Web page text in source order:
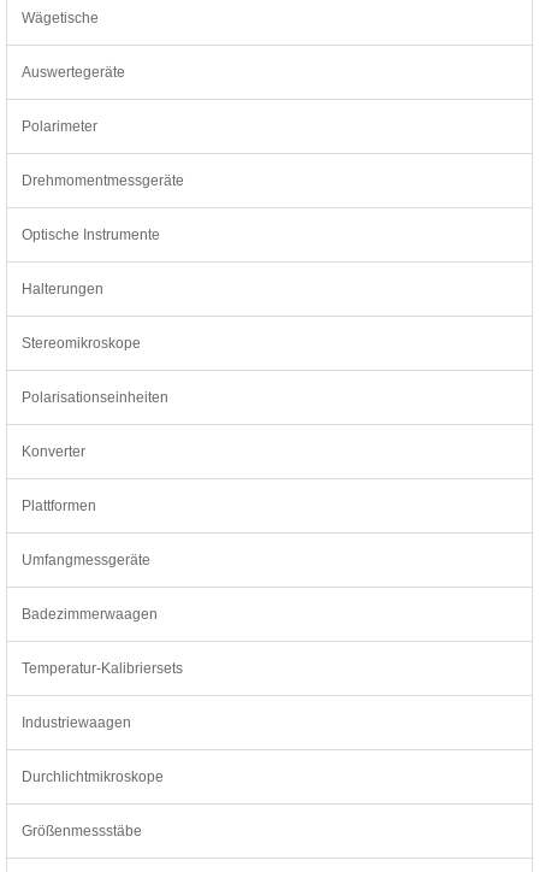
Wägetische
Auswertegeräte
Polarimeter
Drehmomentmessgeräte
Optische Instrumente
Halterungen
Stereomikroskope
Polarisationseinheiten
Konverter
Plattformen
Umfangmessgeräte
Badezimmerwaagen
Temperatur-Kalibriersets
Industriewaagen
Durchlichtmikroskope
Größenmessstäbe